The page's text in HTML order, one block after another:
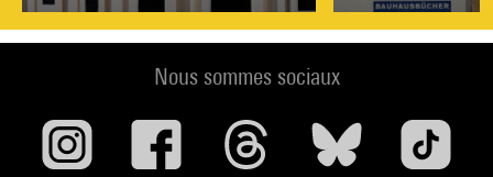
Nous sommes sociaux